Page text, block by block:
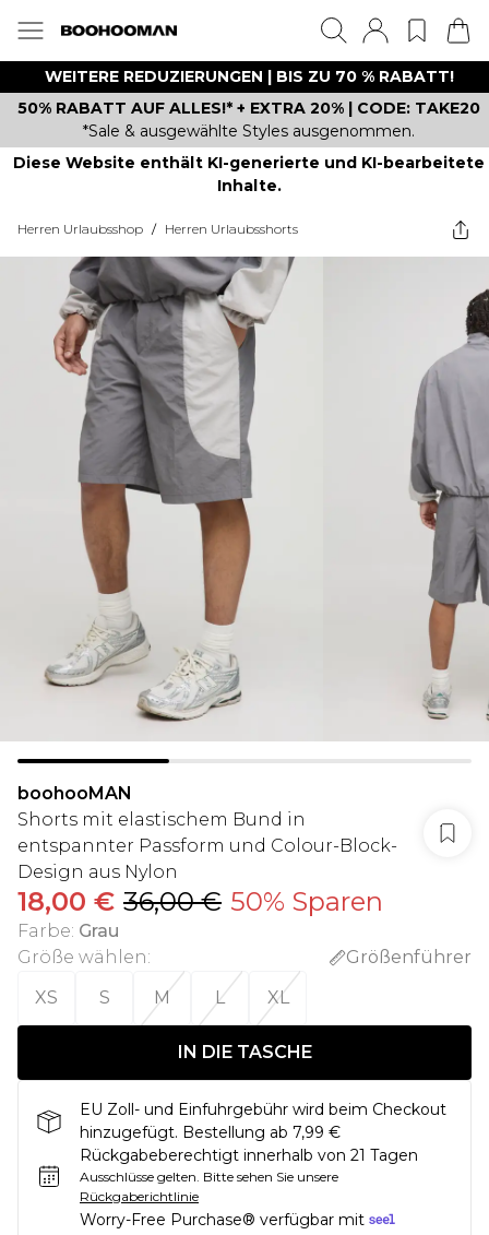
WEITERE REDUZIERUNGEN | BIS ZU 70 % RABATT!
50% RABATT AUF ALLES!* + EXTRA 20% | CODE: TAKE20
*Sale & ausgewählte Styles ausgenommen.
Diese Website enthält KI-generierte und KI-bearbeitete
Inhalte.
Herren Urlaubsshop / Herren Urlaubsshorts
boohooMAN
Shorts mit elastischem Bund in
entspannter Passform und Colour-Block-
Design aus Nylon
18,00 € 36,00 € 50% Sparen
Farbe: Grau
Größe wählen:
Größenführer
XS
S M L XL
IN DIE TASCHE
EU Zoll- und Einfuhrgebühr wird beim Checkout
hinzugefügt. Bestellung ab 7,99 €
Rückgabeberechtigt innerhalb von 21 Tagen
Ausschlüsse gelten. Bitte sehen Sie unsere
Rückgaberichtlinie
Worry-Free Purchase® verfügbar mit